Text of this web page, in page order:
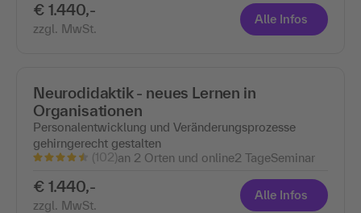
€ 1.440,-
zzgl. MwSt.
Alle Infos
Neurodidaktik - neues Lernen in
Organisationen
Personalentwicklung und Veränderungsprozesse
gehirngerecht gestalten
(102)an 2 Orten und online2 TageSeminar
€ 1.440,-
zzgl. MwSt.
Alle Infos